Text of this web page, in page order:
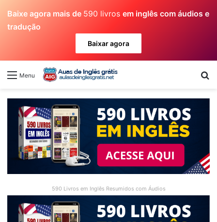
Baixe agora mais de 590 livros em inglês com áudios e
tradução
Baixar agora
Menu
590 Livros em Inglês Resumidos com Áudios